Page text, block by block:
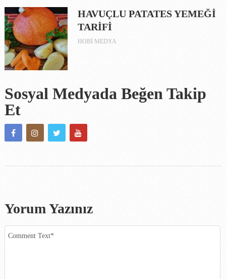
HAVUÇLU PATATES YEMEĞİ
TARİFİ
HOBI MEDYA
Sosyal Medyada Beğen Takip
Et
Yorum Yazınız